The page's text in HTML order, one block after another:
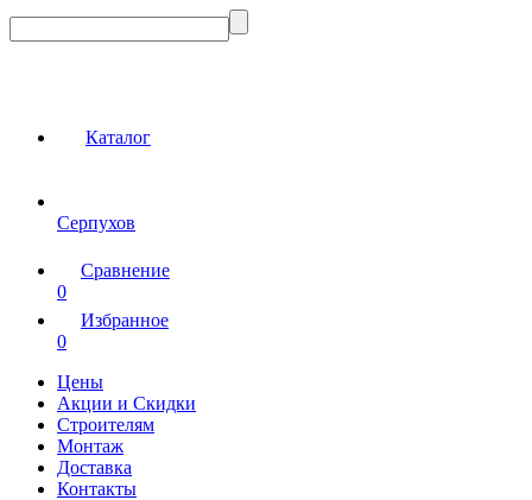
Каталог
Серпухов
Сравнение
0
Избранное
0
Цены
Акции и Скидки
Строителям
Монтаж
Доставка
Контакты